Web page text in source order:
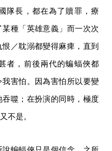
隊長，都在為了贖罪，療
種「英雄意義」而一次次
／耽溺都變得麻痺，直到
者，前後兩代的蝙蝠俠都
害怕。因為害怕所以要變
噬；在扮演的同時，極度
不是。